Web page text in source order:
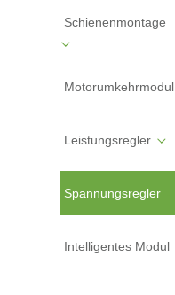
Schienenmontage
Motorumkehrmodul
Leistungsregler
Spannungsregler
Intelligentes Modul